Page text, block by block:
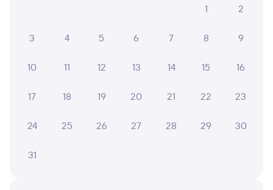
из Угольной в Приисковую. Будьте внимательны, график
узнать актуальное расписание движения поездов
в 2026 году.
Подробнее о покупке билетов РЖД
Про расписание Угольная — Приисковая
Время поездки выходит 51 час 19 минут.
из Угольной в Приисковую проходят через города:
1
2
3 4 5 6 7 8 9
10 11 12 13 14 15 16
17 18 19 20 21 22 23
24 25 26 27 28 29 30
31